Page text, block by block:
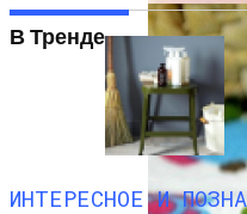
В Тренде
ИНТЕРЕСНОЕ И